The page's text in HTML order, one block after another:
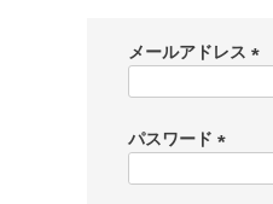
メールアドレス
)
パスワード